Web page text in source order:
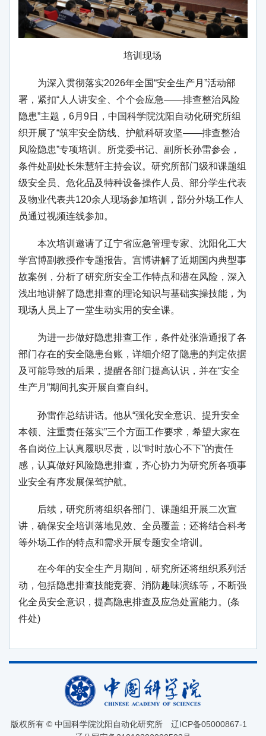
培训现场
为深入贯彻落实2026年全国“安全生产月”活动部
署，紧扣“人人讲安全、个个会应急——排查整治风险
隐患”主题，6月9日，中国科学院沈阳自动化研究所组
织开展了“筑牢安全防线、护航科研攻坚——排查整治
风险隐患”专项培训。所党委书记、副所长孙雷参会，
条件处副处长朱慧轩主持会议。研究所部门级和课题组
级安全员、危化品及特种设备操作人员、部分学生代表
及物业代表共120余人现场参加培训，部分外场工作人
员通过视频连线参加。
本次培训邀请了辽宁省应急管理专家、沈阳化工大
学宫博副教授作专题报告。宫博讲解了近期国内典型事
故案例，分析了研究所安全工作特点和潜在风险，深入
浅出地讲解了隐患排查的理论知识与基础实操技能，为
现场人员上了一堂生动实用的安全课。
为进一步做好隐患排查工作，条件处张浩通报了各
部门存在的安全隐患台账，详细介绍了隐患的判定依据
及可能导致的后果，提醒各部门提高认识，并在“安全
生产月”期间扎实开展自查自纠。
孙雷作总结讲话。他从“强化安全意识、提升安全
本领、注重责任落实”三个方面工作要求，希望大家在
各自岗位上认真履职尽责，以“时时放心不下”的责任
感，认真做好风险隐患排查，齐心协力为研究所各项事
业安全有序发展保驾护航。
后续，研究所将组织各部门、课题组开展二次宣
讲，确保安全培训落地见效、全员覆盖；还将结合科考
等外场工作的特点和需求开展专题安全培训。
在今年的安全生产月期间，研究所还将组织系列活
动，包括隐患排查技能竞赛、消防趣味演练等，不断强
化全员安全意识，提高隐患排查及应急处置能力。(条
件处)
版权所有 © 中国科学院沈阳自动化研究所 辽ICP备05000867-1